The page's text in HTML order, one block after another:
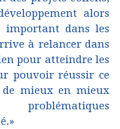
alors
important dans les
à relancer dans
pour atteindre les
pouvoir réussir ce
mieux en mieux